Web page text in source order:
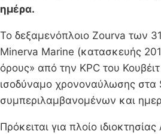
ημέρα.
Το δεξαμενόπλοιο Zourva των
Minerva Marine (κατασκευής
όρους» από την KPC του
ισοδύναμο χρονοναύλωσης στα
συμπεριλαμβανομένων και
Πρόκειται για πλοίο